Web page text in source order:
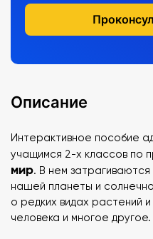
Описание
Интерактивное пособие
учащимся 2-х классов по
мир. В нем
нашей планеты и
о редких видах растений
человека и многое другое.